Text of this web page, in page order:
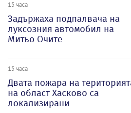
15 часа
Задържаха подпалвача на
луксозния автомобил на
Митьо Очите
15 часа
Двата пожара на
на област Хасково са
локализирани